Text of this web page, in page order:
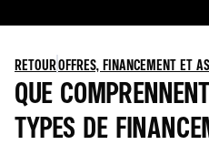
RETOUROFFRES, FINANCEMENT ET
QUE
TYPES DE